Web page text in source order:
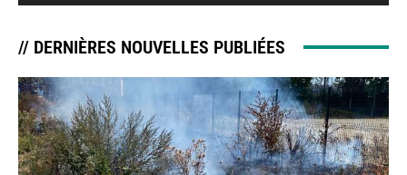
// DERNIÈRES NOUVELLES PUBLIÉES